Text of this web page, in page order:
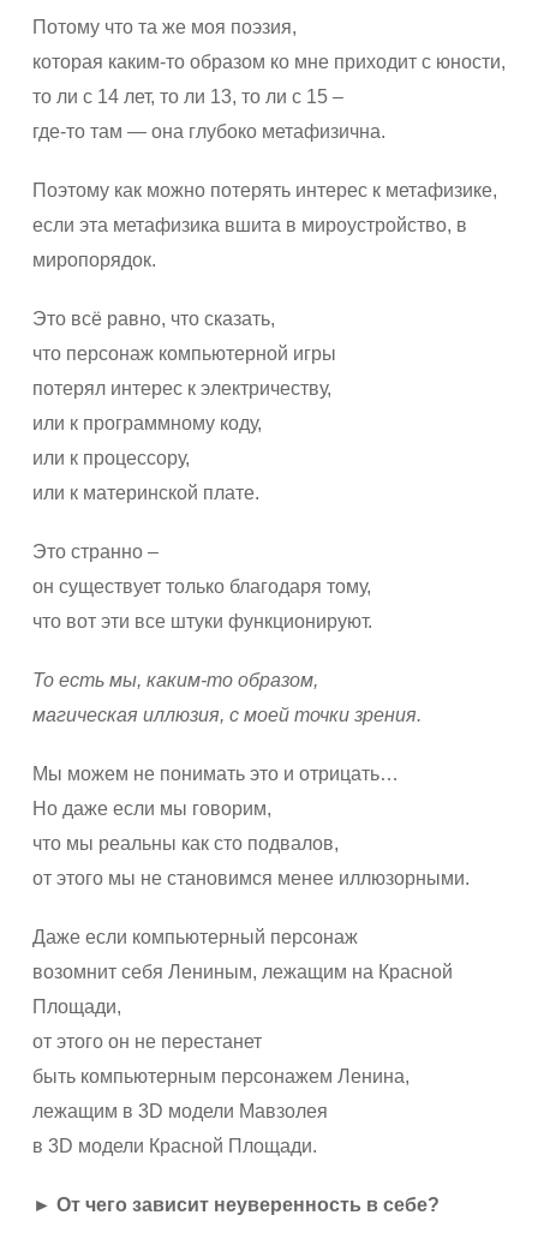
Потому что та же моя поэзия,
которая каким-то образом ко мне приходит с юности,
то ли с 14 лет, то ли 13, то ли с 15 –
где-то там — она глубоко метафизична.
Поэтому как можно потерять интерес к метафизике,
если эта метафизика вшита в мироустройство, в
миропорядок.
Это всё равно, что сказать,
что персонаж компьютерной игры
потерял интерес к электричеству,
или к программному коду,
или к процессору,
или к материнской плате.
Это странно –
он существует только благодаря тому,
что вот эти все штуки функционируют.
То есть мы, каким-то образом,
магическая иллюзия, с моей точки зрения.
Мы можем не понимать это и отрицать…
Но даже если мы говорим,
что мы реальны как сто подвалов,
от этого мы не становимся менее иллюзорными.
Даже если компьютерный персонаж
возомнит себя Лениным, лежащим на Красной
Площади,
от этого он не перестанет
быть компьютерным персонажем Ленина,
лежащим в 3D модели Мавзолея
в 3D модели Красной Площади.
► От чего зависит неуверенность в себе?